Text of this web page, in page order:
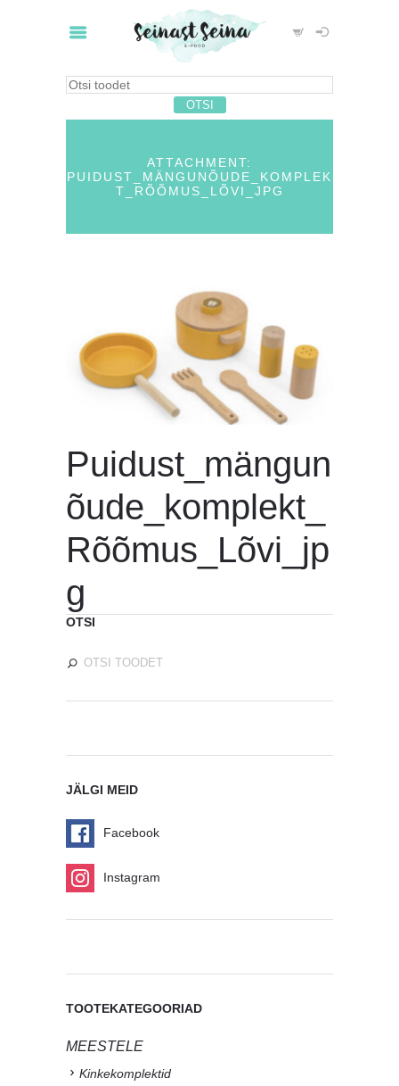
ATTACHMENT:
PUIDUST_MÄNGUNÕUDE_KOMPLEK
T_RÕÕMUS_LÕVI_JPG
Puidust_mängun
õude_komplekt_
Rõõmus_Lõvi_jp
g
OTSI
JÄLGI MEID
Facebook
Instagram
TOOTEKATEGOORIAD
MEESTELE
Kinkekomplektid